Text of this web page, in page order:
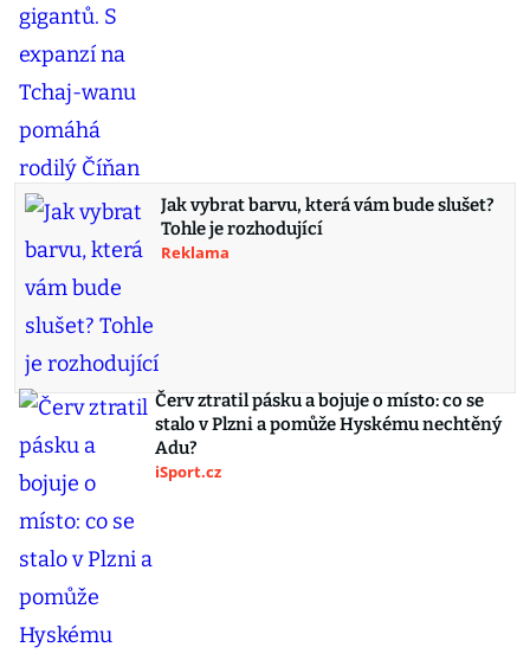
Jak vybrat barvu, která vám bude slušet?
Tohle je rozhodující
Reklama
Červ ztratil pásku a bojuje o místo: co se
stalo v Plzni a pomůže Hyskému nechtěný
Adu?
iSport.cz